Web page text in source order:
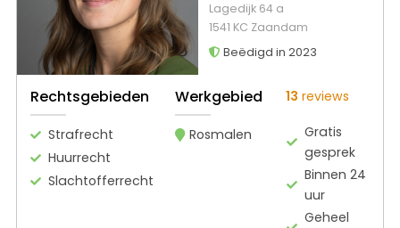
Lagedijk 64 a
1541 KC Zaandam
Beëdigd in 2023
Rechtsgebieden
Strafrecht
Huurrecht
Slachtofferrecht
Werkgebied
Rosmalen
13 reviews
Gratis
gesprek
Binnen 24
uur
Geheel